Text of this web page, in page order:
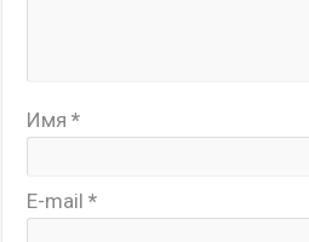
Имя*
E-mail*